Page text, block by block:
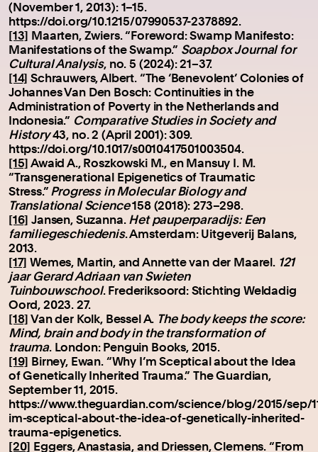
(November 1, 2013): 1–15.
https://doi.org/10.1215/07990537-2378892.
[13] Maarten, Zwiers. “Foreword: Swamp Manifesto:
Manifestations of the Swamp.” Soapbox Journal for
Cultural Analysis, no. 5 (2024): 21–37.
[14] Schrauwers, Albert. “The ‘Benevolent’ Colonies of
Johannes Van Den Bosch: Continuities in the
Administration of Poverty in the Netherlands and
Indonesia.” Comparative Studies in Society and
History43, no. 2 (April 2001): 309.
https://doi.org/10.1017/s0010417501003504.
[15]Awaid A., Roszkowski M., en Mansuy I. M.
“Transgenerational Epigenetics of Traumatic
Stress.”Progress in Molecular Biology and
Translational Science158 (2018): 273–298.
[16] Jansen, Suzanna.Het pauperparadijs: Een
familiegeschiedenis. Amsterdam: Uitgeverij Balans,
2013.
[17] Wemes, Martin, and Annette van der Maarel. 121
jaar Gerard Adriaan van Swieten
Tuinbouwschool. Frederiksoord: Stichting Weldadig
Oord, 2023. 27.
[18]Van der Kolk, Bessel A. The body keeps the score:
Mind, brain and body in the transformation of
trauma. London: Penguin Books, 2015.
[19] Birney, Ewan. “Why I’m Sceptical about the Idea
of Genetically Inherited Trauma.” The Guardian,
September 11, 2015.
https://www.theguardian.com/science/blog/2015/sep/
im-sceptical-about-the-idea-of-genetically-inherited-
trauma-epigenetics.
[20] Eggers, Anastasia, and Driessen, Clemens. “From